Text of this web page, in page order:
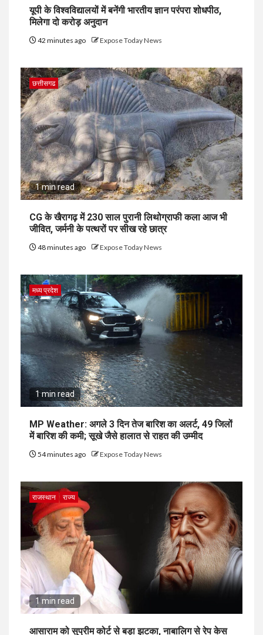
यूपी के विश्वविद्यालयों में बनेंगी भारतीय ज्ञान परंपरा शोधपीठ,
मिलेगा दो करोड़ अनुदान
42 minutes ago Expose Today News
छत्तीसगढ
1 min read
CG के खैरागढ़ में 230 साल पुरानी लिथोग्राफी कला आज भी
जीवित, जर्मनी के पत्थरों पर सीख रहे छात्र
48 minutes ago Expose Today News
मध्य प्रदेश
1 min read
MP Weather: अगले 3 दिन तेज बारिश का अलर्ट, 49 जिलों
में बारिश की कमी; सूखे जैसे हालात से राहत की उम्मीद
54 minutes ago Expose Today News
राजस्थान राज्य
1 min read
आसाराम को सुप्रीम कोर्ट से बड़ा झटका, नाबालिग से रेप केस